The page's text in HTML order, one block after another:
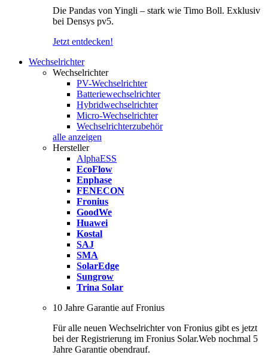
Die Pandas von Yingli – stark wie Timo Boll. Exklusiv
bei Densys pv5.
Jetzt entdecken!
Wechselrichter
Wechselrichter
PV-Wechselrichter
Batteriewechselrichter
Hybridwechselrichter
Micro-Wechselrichter
Wechselrichterzubehör
alle anzeigen
Hersteller
AlphaESS
EcoFlow
Enphase
FENECON
Fronius
GoodWe
Huawei
Kostal
SAJ
SMA
SolarEdge
Sungrow
Trina Solar
10 Jahre Garantie auf Fronius
Für alle neuen Wechselrichter von Fronius gibt es jetzt
bei der Registrierung im Fronius Solar.Web nochmal 5
Jahre Garantie obendrauf.